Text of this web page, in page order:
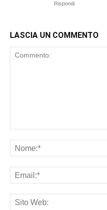
Rispondi
LASCIA UN COMMENTO